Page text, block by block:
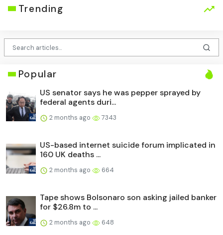
Trending
Popular
US senator says he was pepper sprayed by
federal agents duri...
2 months ago 7343
US-based internet suicide forum implicated in
160 UK deaths ...
2 months ago 664
Tape shows Bolsonaro son asking jailed banker
for $26.8m to ...
2 months ago 648